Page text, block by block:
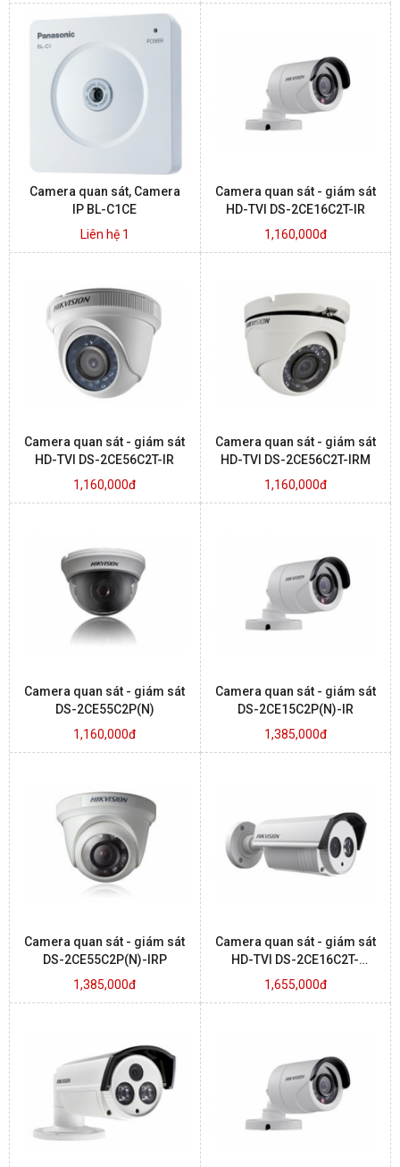
Camera quan sát, Camera
IP BL-C1CE
Liên hệ 1
Camera quan sát - giám sát
HD-TVI DS-2CE16C2T-IR
1,160,000đ
Camera quan sát - giám sát
HD-TVI DS-2CE56C2T-IR
1,160,000đ
Camera quan sát - giám sát
HD-TVI DS-2CE56C2T-IRM
1,160,000đ
Camera quan sát - giám sát
DS-2CE55C2P(N)
1,160,000đ
Camera quan sát - giám sát
DS-2CE15C2P(N)-IR
1,385,000đ
Camera quan sát - giám sát
DS-2CE55C2P(N)-IRP
1,385,000đ
Camera quan sát - giám sát
HD-TVI DS-2CE16C2T-
IT1.IT3
1,655,000đ